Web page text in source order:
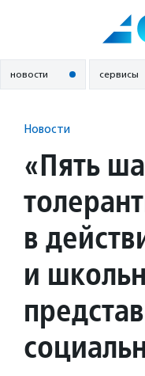
новости сервисы
Новости
«Пять
в
и